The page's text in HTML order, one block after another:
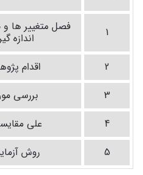
1
فصل متغییر ها
اندازه
2 اقدام
3
بررسی
4
علی
5
روش